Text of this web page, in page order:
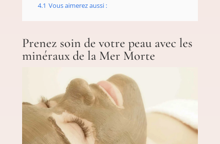
4.1 Vous aimerez aussi :
Prenez soin de votre peau avec les
minéraux de la Mer Morte